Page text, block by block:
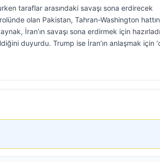
taraflar arasındaki savaşı sona erdirecek
olan Pakistan, Tahran-Washington
İran’ın savaşı sona erdirmek için
duyurdu. Trump ise İran’ın anlaşmak için